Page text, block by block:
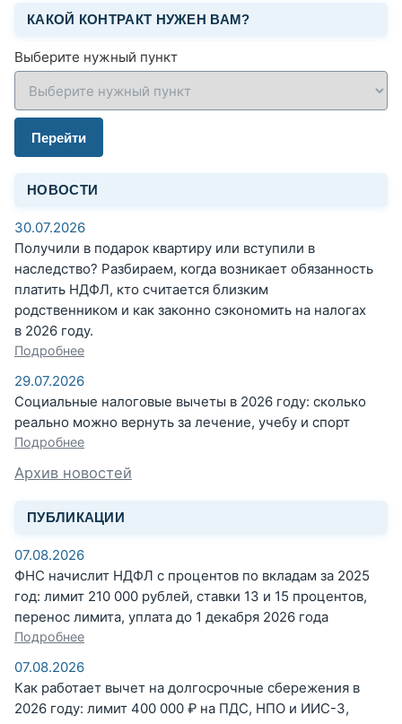
КАКОЙ КОНТРАКТ НУЖЕН ВАМ?
Выберите нужный пункт
Перейти
НОВОСТИ
30.07.2026
Получили в подарок квартиру или вступили в
наследство? Разбираем, когда возникает обязанность
платить НДФЛ, кто считается близким
родственником и как законно сэкономить на налогах
в 2026 году.
Подробнее
29.07.2026
Социальные налоговые вычеты в 2026 году: сколько
реально можно вернуть за лечение, учебу и спорт
Подробнее
Архив новостей
ПУБЛИКАЦИИ
07.08.2026
ФНС начислит НДФЛ с процентов по вкладам за 2025
год: лимит 210 000 рублей, ставки 13 и 15 процентов,
перенос лимита, уплата до 1 декабря 2026 года
Подробнее
07.08.2026
Как работает вычет на долгосрочные сбережения в
2026 году: лимит 400 000 ₽ на ПДС, НПО и ИИС-3,